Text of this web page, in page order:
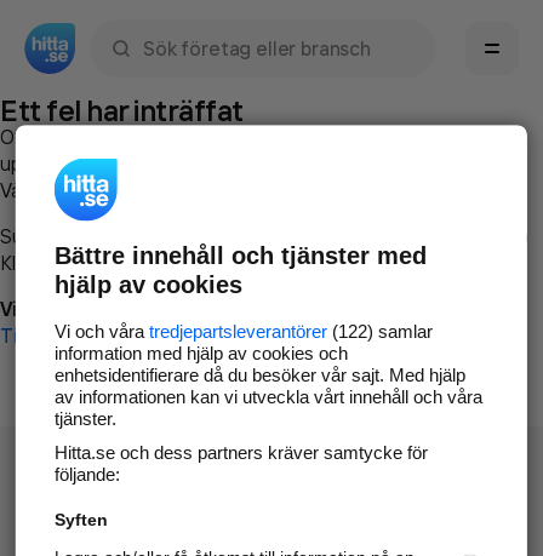
Ett fel har inträffat
Om du vill kan du
uppstod så att vi lättare och snabbare kan avhjälpa det.
Vänligen försök med följande:
Surfa till
Klicka påTillbaka-knappen i webbläsaren och försök igen
Vi beklagar besväret!
Till startsidan
Hitta.se - Gratis nummerupplysning.
Bättre innehåll och tjänster med
hjälp av cookies
Vi och våra tredjepartsleverantörer(122) samlar
information med hjälp av cookies och
enhetsidentifierare då du besöker vår sajt. Med hjälp
av informationen kan vi utveckla vårt innehåll och våra
tjänster.
Hitta.se och dess partners kräver samtycke för
följande:
Syften